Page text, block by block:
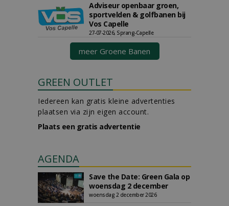
Adviseur openbaar groen,
sportvelden & golfbanen bij
Vos Capelle
27-07-2026, Sprang-Capelle
meer Groene Banen
GREEN OUTLET
Iedereen kan gratis kleine advertenties
plaatsen via zijn eigen account.
Plaats een gratis advertentie
AGENDA
Save the Date: Green Gala op
woensdag 2 december
woensdag 2 december 2026